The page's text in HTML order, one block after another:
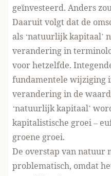
geïnvesteerd. Anders
Daaruit volgt dat de
als ‘natuurlijk kapitaal’
verandering in
voor hetzelfde.
fundamentele wijziging
verandering in de
‘natuurlijk kapitaal’
kapitalistische groei –
groene groei.
De overstap van
problematisch, omdat